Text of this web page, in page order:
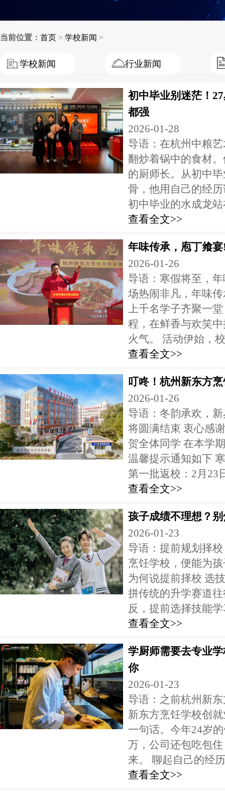
当前位置： 首页 > 学校新闻 >
学校新闻 行业新闻
初中毕业别迷茫！
都强
2026-01-28
导语：在杭州中粮
翻炒着锅中的食材
的厨师长。从初中
骨，他用自己的经
初中毕业的水成龙站
查看全文>>
年味传承，庖丁飨
2026-01-26
导语：寒假将至，
场热闹非凡，年味
上千名学子齐聚一
程，在鲜香与欢笑
火气。 活动伊始，
查看全文>>
叮咚！杭州新东方
2026-01-26
导语：冬韵承欢，
将圆满结束 衷心感
贺全体同学 在本学
温馨提示通知如下
第一批返校：2月23
查看全文>>
孩子成绩不理想？
2026-01-23
导语：提前规划择
烹饪学校，便能为
为何说提前择校 选
拼传统的升学赛道
反，提前选择技能学
查看全文>>
学厨师需要去专业
你
2026-01-23
导语：之前杭州新
新东方烹饪学校创
一句话。今年24岁
万，公司还包吃包
来。 聊起自己的经
查看全文>>